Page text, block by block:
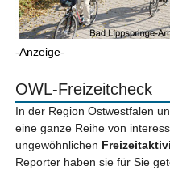
-Anzeige-
OWL-Freizeitcheck
In der Region Ostwestfalen
eine ganze Reihe von
ungewöhnlichen
Reporter haben sie für Sie